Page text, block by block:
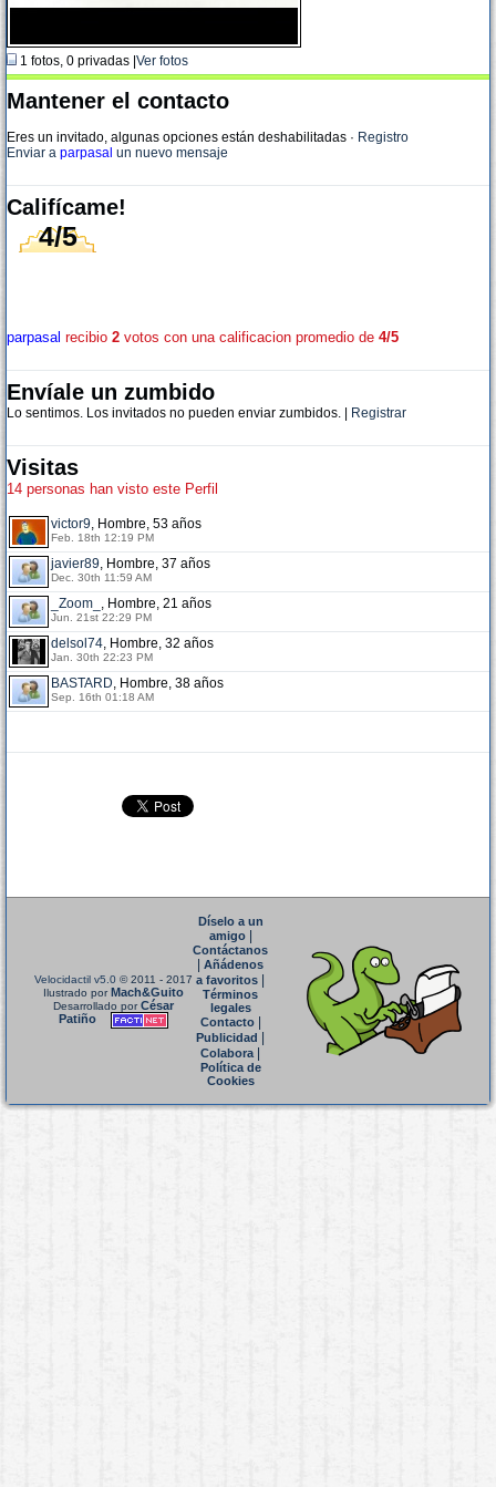
1 fotos, 0 privadas | Ver fotos
Mantener el contacto
Eres un invitado, algunas opciones están deshabilitadas · Registro
Enviar a parpasal un nuevo mensaje
Califícame!
4/5
parpasal recibio 2 votos con una calificacion promedio de 4/5
Envíale un zumbido
Lo sentimos. Los invitados no pueden enviar zumbidos. | Registrar
Visitas
14 personas han visto este Perfil
victor9, Hombre, 53 años
Feb. 18th 12:19 PM
javier89, Hombre, 37 años
Dec. 30th 11:59 AM
_Zoom_ , Hombre, 21 años
Jun. 21st 22:29 PM
delsol74, Hombre, 32 años
Jan. 30th 22:23 PM
BASTARD, Hombre, 38 años
Sep. 16th 01:18 AM
Velocidactil v5.0 © 2011 - 2017
Ilustrado porMach&Guito
Desarrollado porCésar
Patiño
Díselo a un
amigo|
Contáctanos
Añádenos
a favoritos
Términos
legales
Contacto|
Publicidad
Colabora|
Política de
Cookies